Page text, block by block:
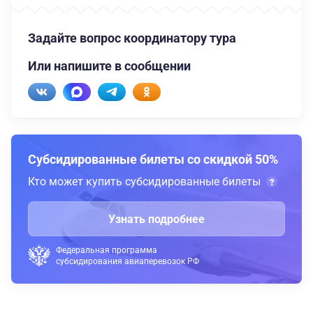
Задайте вопрос координатору тура
Или напишите в сообщении
Субсидированные билеты со скидкой 50%
Кто может купить субсидированные билеты
Узнать подробнее
Федеральная программа
субсидирования авиаперевозок РФ